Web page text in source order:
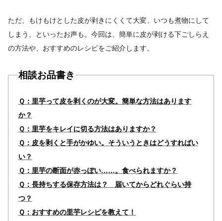
ただ、もけもけとした皮が剥きにくくて大変、いつも煮物にして
しまう、といったお声も。今回は、簡単に皮が剥ける下ごしらえ
の方法や、おすすめのレシピをご紹介します。
相談お品書き
Ｑ： 里芋って皮を剥くのが大変。簡単な方法はあります
か？
Ｑ： 里芋をキレイに切る方法はありますか？
Ｑ： 皮を剥くと手がかゆい。そういうときはどうすればい
い？
Ｑ： 里芋の断面が赤っぽい……。食べられますか？
Ｑ： 長持ちする保存方法は？ 届いてからどれぐらい持
つ？
Ｑ： おすすめの里芋レシピを教えて！